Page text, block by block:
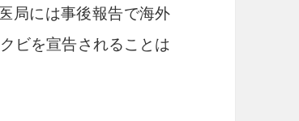
局には事後報告で海外
ビを宣告されることは